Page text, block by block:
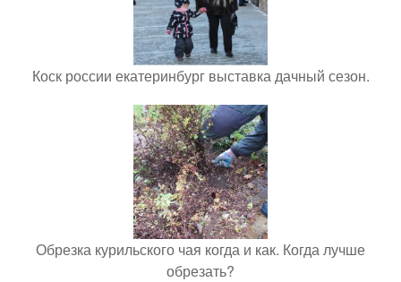
Коск россии екатеринбург выставка дачный сезон.
Обрезка курильского чая когда и как. Когда лучше
обрезать?